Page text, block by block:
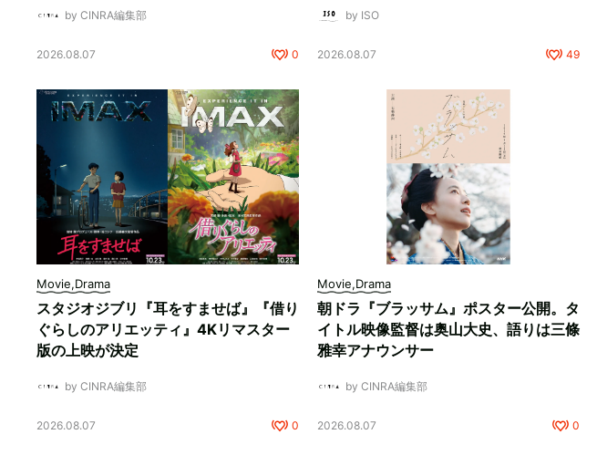
by CINRA編集部
2026.08.07 0
by ISO
2026.08.07 49
Movie,Drama
スタジオジブリ『耳をすませば』『借り
ぐらしのアリエッティ』4Kリマスター
版の上映が決定
by CINRA編集部
2026.08.07 0
Movie,Drama
朝ドラ『ブラッサム』ポスター公開。タ
イトル映像監督は奥山大史、語りは三條
雅幸アナウンサー
by CINRA編集部
2026.08.07 0